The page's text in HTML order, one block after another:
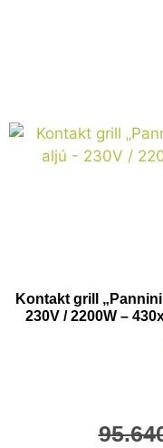
Kontakt grill
230V / 2200W –